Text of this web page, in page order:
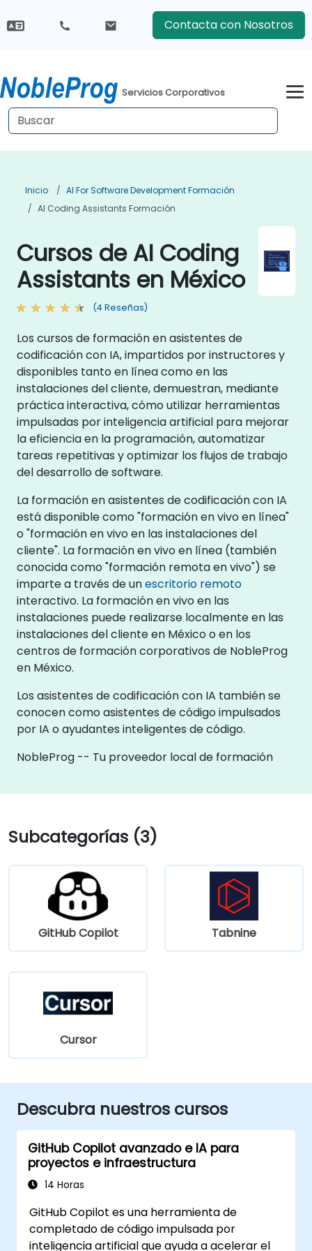
Contacta con Nosotros
Servicios Corporativos
Inicio
AI For Software Development Formación
AI Coding Assistants Formación
Cursos de AI Coding
Assistants en México
(4 Reseñas)
Los cursos de formación en asistentes de
codificación con IA, impartidos por instructores y
disponibles tanto en línea como en las
instalaciones del cliente, demuestran, mediante
práctica interactiva, cómo utilizar herramientas
impulsadas por inteligencia artificial para mejorar
la eficiencia en la programación, automatizar
tareas repetitivas y optimizar los flujos de trabajo
del desarrollo de software.
La formación en asistentes de codificación con IA
está disponible como "formación en vivo en línea"
o "formación en vivo en las instalaciones del
cliente". La formación en vivo en línea (también
conocida como "formación remota en vivo") se
imparte a través de unescritorio remoto
interactivo. La formación en vivo en las
instalaciones puede realizarse localmente en las
instalaciones del cliente en México o en los
centros de formación corporativos de NobleProg
en México.
Los asistentes de codificación con IA también se
conocen como asistentes de código impulsados
por IA o ayudantes inteligentes de código.
NobleProg -- Tu proveedor local de formación
Subcategorías (3)
GitHub Copilot Tabnine
Cursor
Descubra nuestros cursos
GitHub Copilot avanzado e IA para
proyectos e infraestructura
14 Horas
GitHub Copilot es una herramienta de
completado de código impulsada por
inteligencia artificial que ayuda a acelerar el